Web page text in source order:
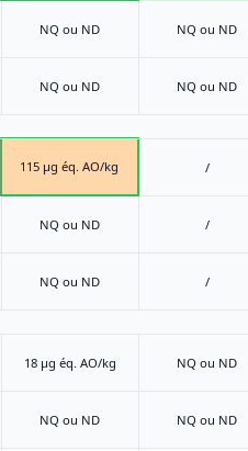
NQ ou ND NQ ou ND
NQ ou ND NQ ou ND
115 μg éq. AO/kg /
NQ ou ND /
NQ ou ND /
18 μg éq. AO/kg NQ ou ND
NQ ou ND NQ ou ND